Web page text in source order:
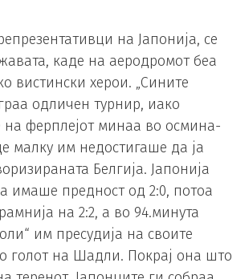
на Јапонија, се
каде на аеродромот беа
вистински херои. „Сините
одличен турнир, иако
на ферплејот минаа во осмина-
малку им недостигаше да ја
Белгија. Јапонија
имаше предност од 2:0, потоа
на 2:2, а во 94.минута
им пресудија на своите
голот на Шадли. Покрај она што